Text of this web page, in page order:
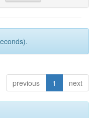
previous 1 next